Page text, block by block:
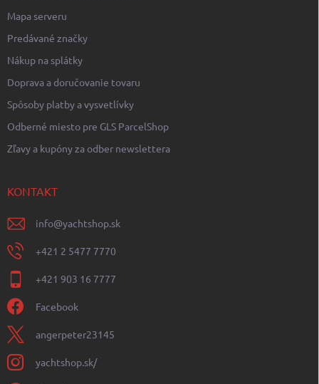
Mapa serveru
Predávané značky
Nákup na splátky
Doprava a doručovanie tovaru
Spôsoby platby a vysvetlívky
Odberné miesto pre GLS ParcelShop
Zľavy a kupóny za odber newslettera
KONTAKT
info@yachtshop.sk
+421 2 5477 7770
+421 903 16 7777
Facebook
angerpeter23145
yachtshop.sk/